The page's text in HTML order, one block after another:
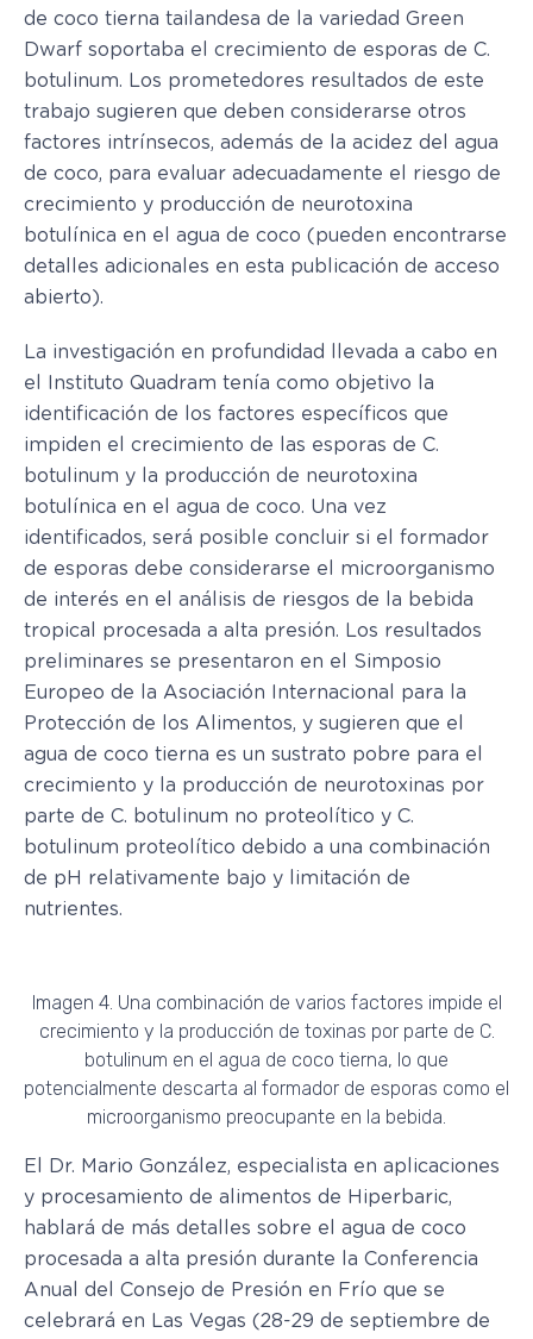
de coco tierna tailandesa de la variedad Green
Dwarf soportaba el crecimiento de esporas de C.
botulinum. Los prometedores resultados de este
trabajo sugieren que deben considerarse otros
factores intrínsecos, además de la acidez del agua
de coco, para evaluar adecuadamente el riesgo de
crecimiento y producción de neurotoxina
botulínica en el agua de coco (pueden encontrarse
detalles adicionales en esta publicación de acceso
abierto).
La investigación en profundidad llevada a cabo en
el Instituto Quadram tenía como objetivo la
identificación de los factores específicos que
impiden el crecimiento de las esporas de C.
botulinum y la producción de neurotoxina
botulínica en el agua de coco. Una vez
identificados, será posible concluir si el formador
de esporas debe considerarse el microorganismo
de interés en el análisis de riesgos de la bebida
tropical procesada a alta presión. Los resultados
preliminares se presentaron en el Simposio
Europeo de la Asociación Internacional para la
Protección de los Alimentos, y sugieren que el
agua de coco tierna es un sustrato pobre para el
crecimiento y la producción de neurotoxinas por
parte de C. botulinum no proteolítico y C.
botulinum proteolítico debido a una combinación
de pH relativamente bajo y limitación de
nutrientes.
Imagen 4. Una combinación de varios factores impide el
crecimiento y la producción de toxinas por parte de C.
botulinum en el agua de coco tierna, lo que
potencialmente descarta al formador de esporas como el
microorganismo preocupante en la bebida.
El Dr. Mario González, especialista en aplicaciones
y procesamiento de alimentos de Hiperbaric,
hablará de más detalles sobre el agua de coco
procesada a alta presión durante la Conferencia
Anual del Consejo de Presión en Frío que se
celebrará en Las Vegas (28-29 de septiembre de